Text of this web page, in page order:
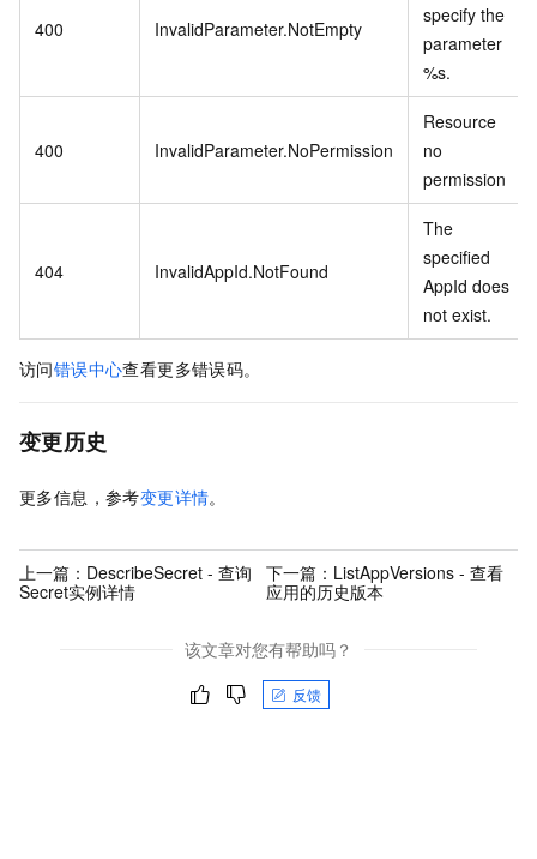
400 InvalidParameter.NotEmpty
specify the
parameter
%s.
400 InvalidParameter.NoPermission
Resource
no
permission
404 InvalidAppId.NotFound
The
specified
AppId does
not exist.
访问错误中心查看更多错误码。
变更历史
更多信息，参考变更详情。
上一篇： DescribeSecret - 查询
Secret实例详情
下一篇： ListAppVersions - 查看
应用的历史版本
该文章对您有帮助吗？
反馈